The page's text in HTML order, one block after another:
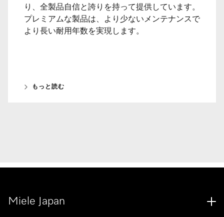
り、全製品自信と誇りを持って提供しています。
プレミアムな製品は、より少ないメンテナンスで
より長い耐用年数を実現します。
もっと読む
Miele Japan